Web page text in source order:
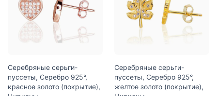
Серебряные серьги-
пуссеты, Серебро 925°,
красное золото (покрытие),
Серебряные серьги-
пуссеты, Серебро 925°,
желтое золото (покрытие),